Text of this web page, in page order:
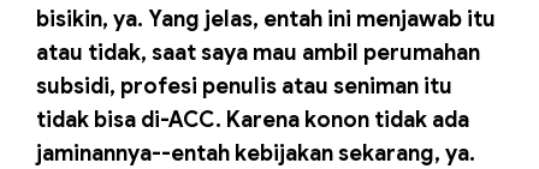
bisikin, ya. Yang jelas, entah ini menjawab itu
atau tidak, saat saya mau ambil perumahan
subsidi, profesi penulis atau seniman itu
tidak bisa di-ACC. Karena konon tidak ada
jaminannya--entah kebijakan sekarang, ya.